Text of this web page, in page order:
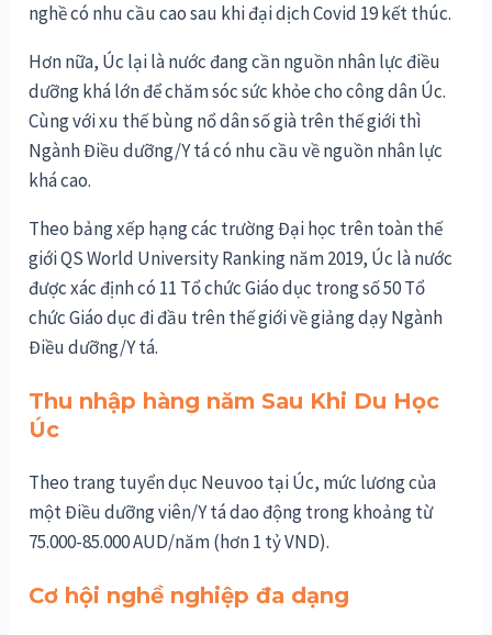
nghề có nhu cầu cao sau khi đại dịch Covid 19 kết thúc.
Hơn nữa, Úc lại là nước đang cần nguồn nhân lực điều
dưỡng khá lớn để chăm sóc sức khỏe cho công dân Úc.
Cùng với xu thế bùng nổ dân số già trên thế giới thì
Ngành Điều dưỡng/Y tá có nhu cầu về nguồn nhân lực
khá cao.
Theo bảng xếp hạng các trường Đại học trên toàn thế
giới QS World University Ranking năm 2019, Úc là nước
được xác định có 11 Tổ chức Giáo dục trong số 50 Tổ
chức Giáo dục đi đầu trên thế giới về giảng dạy Ngành
Điều dưỡng/Y tá.
Thu nhập hàng năm Sau Khi Du Học
Úc
Theo trang tuyển dục Neuvoo tại Úc, mức lương của
một Điều dưỡng viên/Y tá dao động trong khoảng từ
75.000-85.000 AUD/năm (hơn 1 tỷ VND).
Cơ hội nghề nghiệp đa dạng